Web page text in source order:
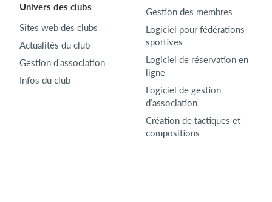
Univers des clubs
Sites web des clubs
Actualités du club
Gestion d'association
Infos du club
Gestion des membres
Logiciel pour fédérations
sportives
Logiciel de réservation en
ligne
Logiciel de gestion
d’association
Création de tactiques et
compositions